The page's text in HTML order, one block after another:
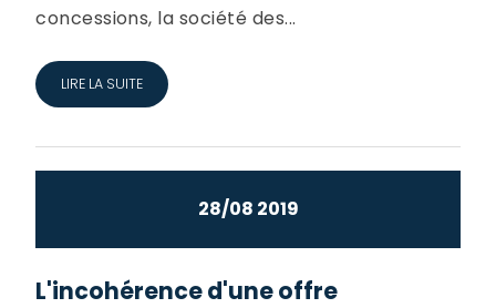
concessions, la société des...
LIRE LA SUITE
28/08 2019
L'incohérence d'une offre